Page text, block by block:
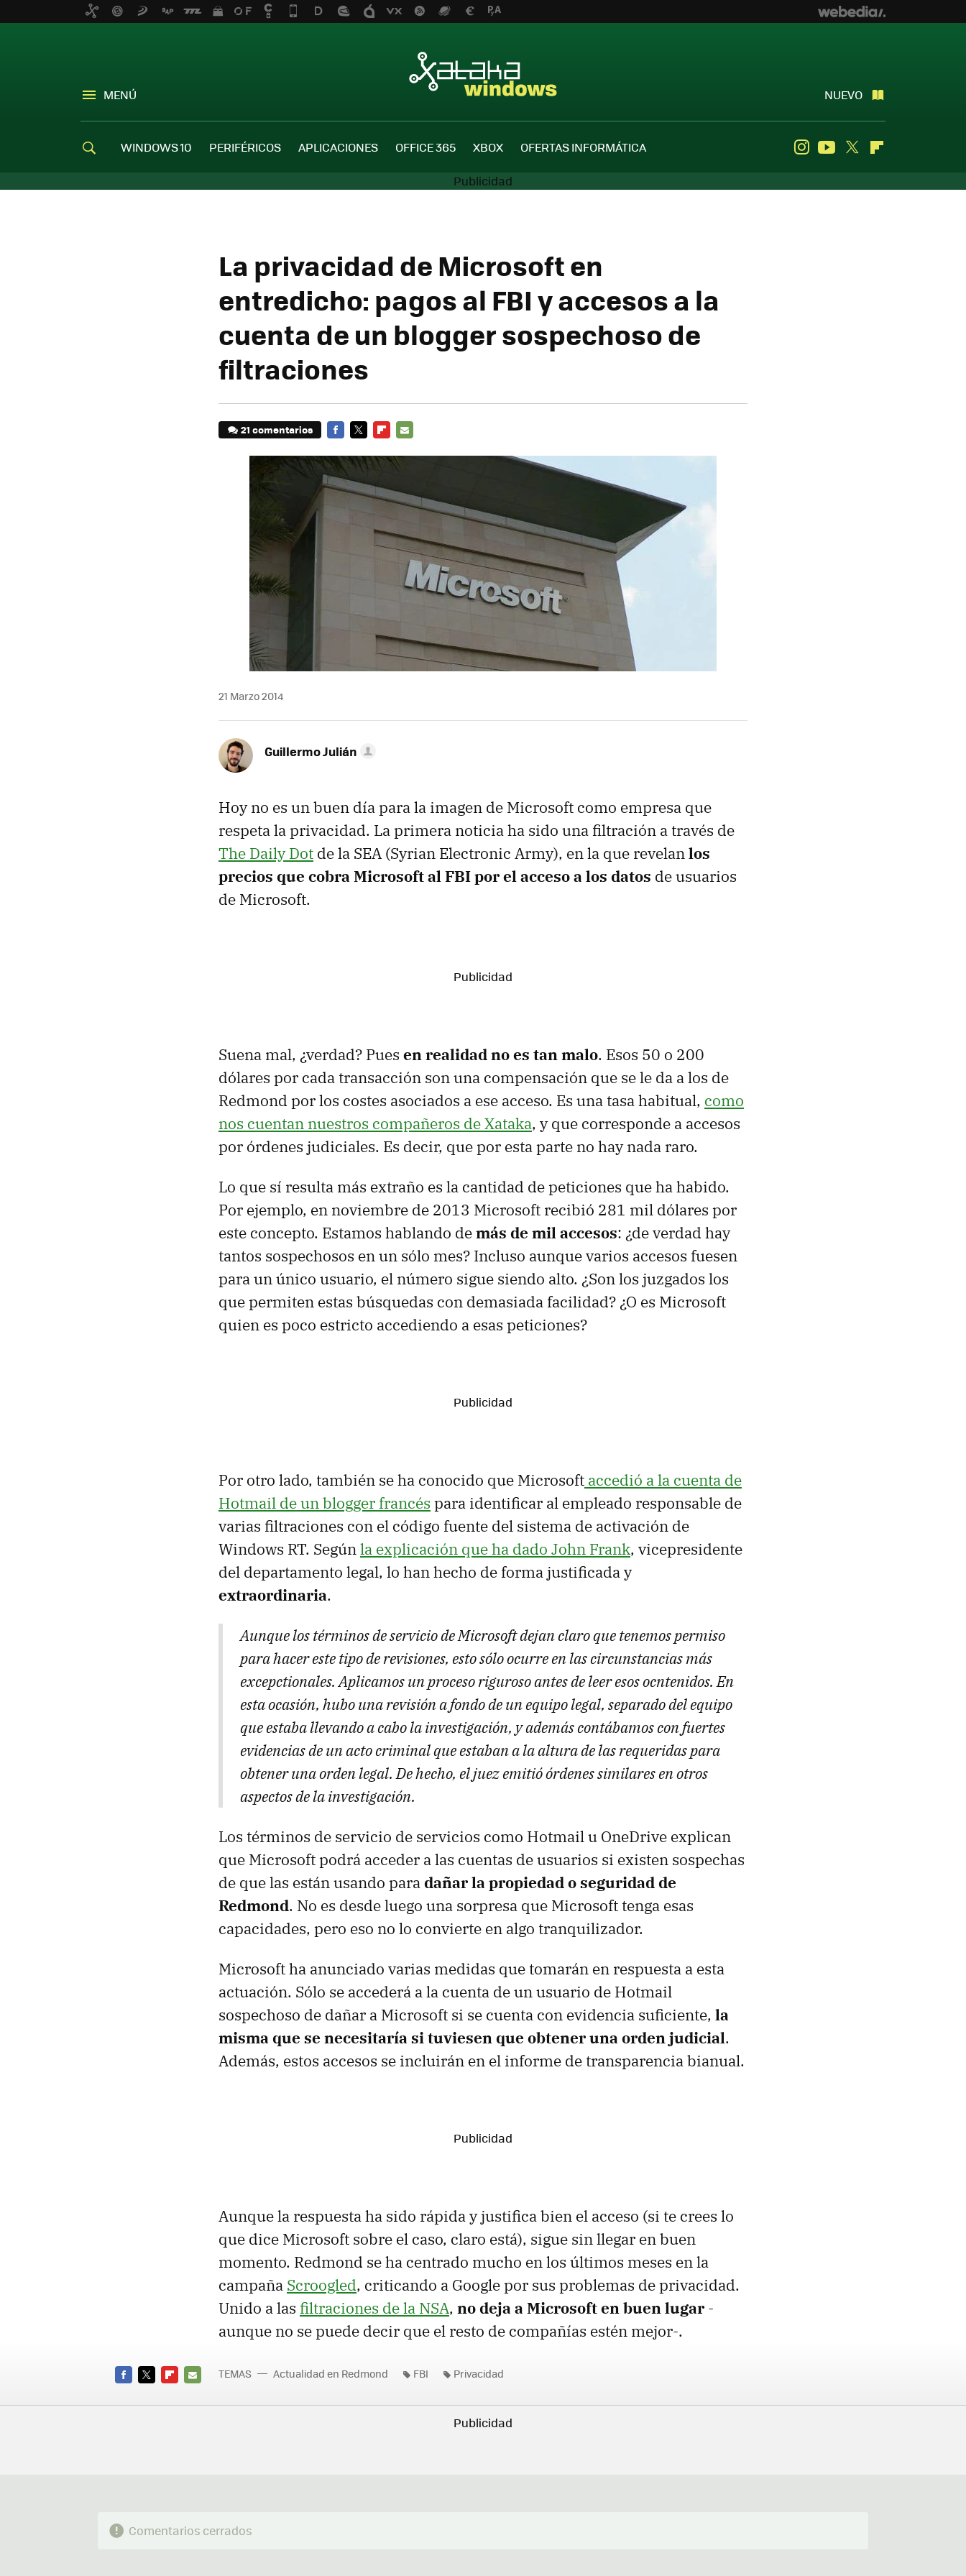
MENÚ NUEVO
WINDOWS 10 PERIFÉRICOS APLICACIONES OFFICE 365 XBOX OFERTAS INFORMÁTICA InstagramYoutube
Twitter
La privacidad de Microsoft en
entredicho: pagos al FBI y accesos a la
cuenta de un blogger sospechoso de
filtraciones
21 comentarios
MAIL
21 Marzo 2014
Guillermo Julián
Hoy no es un buen día para la imagen de Microsoft como empresa que
respeta la privacidad. La primera noticia ha sido una filtración a través de
The Daily Dot de la SEA (Syrian Electronic Army), en la que revelanlos
precios que cobra Microsoft al FBI por el acceso a los datos de usuarios
de Microsoft.
Suena mal, ¿verdad? Pues en realidad no es tan malo. Esos 50 o 200
dólares por cada transacción son una compensación que se le da a los de
Redmond por los costes asociados a ese acceso. Es una tasa habitual, como
nos cuentan nuestros compañeros de Xataka, y que corresponde a accesos
por órdenes judiciales. Es decir, que por esta parte no hay nada raro.
Lo que sí resulta más extraño es la cantidad de peticiones que ha habido.
Por ejemplo, en noviembre de 2013 Microsoft recibió 281 mil dólares por
este concepto. Estamos hablando demás de mil accesos: ¿de verdad hay
tantos sospechosos en un sólo mes? Incluso aunque varios accesos fuesen
para un único usuario, el número sigue siendo alto. ¿Son los juzgados los
que permiten estas búsquedas con demasiada facilidad? ¿O es Microsoft
quien es poco estricto accediendo a esas peticiones?
Por otro lado, también se ha conocido que Microsoft accedió a la cuenta de
Hotmail de un blogger francés para identificar al empleado responsable de
varias filtraciones con el código fuente del sistema de activación de
Windows RT. Segúnla explicación que ha dado John Frank, vicepresidente
del departamento legal, lo han hecho de forma justificada y
extraordinaria.
Aunque los términos de servicio de Microsoft dejan claro que tenemos permiso
para hacer este tipo de revisiones, esto sólo ocurre en las circunstancias más
excepctionales. Aplicamos un proceso riguroso antes de leer esos ocntenidos. En
esta ocasión, hubo una revisión a fondo de un equipo legal, separado del equipo
que estaba llevando a cabo la investigación, y además contábamos con fuertes
evidencias de un acto criminal que estaban a la altura de las requeridas para
obtener una orden legal. De hecho, el juez emitió órdenes similares en otros
aspectos de la investigación.
Los términos de servicio de servicios como Hotmail u OneDrive explican
que Microsoft podrá acceder a las cuentas de usuarios si existen sospechas
de que las están usando paradañar la propiedad o seguridad de
Redmond. No es desde luego una sorpresa que Microsoft tenga esas
capacidades, pero eso no lo convierte en algo tranquilizador.
Microsoft ha anunciado varias medidas que tomarán en respuesta a esta
actuación. Sólo se accederá a la cuenta de un usuario de Hotmail
sospechoso de dañar a Microsoft si se cuenta con evidencia suficiente, la
misma que se necesitaría si tuviesen que obtener una orden judicial.
Además, estos accesos se incluirán en el informe de transparencia bianual.
Aunque la respuesta ha sido rápida y justifica bien el acceso (si te crees lo
que dice Microsoft sobre el caso, claro está), sigue sin llegar en buen
momento. Redmond se ha centrado mucho en los últimos meses en la
campaña Scroogled, criticando a Google por sus problemas de privacidad.
Unido a las filtraciones de la NSA, no deja a Microsoft en buen lugar -
aunque no se puede decir que el resto de compañías estén mejor-.
MAIL
TEMAS Actualidad en Redmond FBI Privacidad
Comentarios cerrados